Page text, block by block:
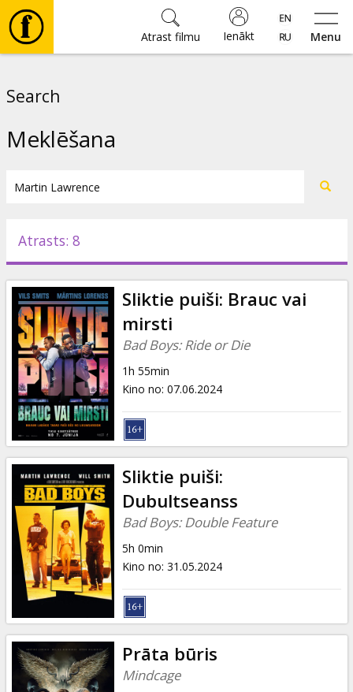
Menu
Ienākt
Atrast filmu
Pasākumi
Ziņas
Dāvanu
kartes
Uzkodas
B2B
Kino
Klubs
Search
Meklēšana
Atrasts: 8
Sliktie puiši: Brauc vai
mirsti
Bad Boys: Ride or Die
1h 55min
Kino no: 07.06.2024
Sliktie puiši:
Dubultseanss
Bad Boys: Double Feature
5h 0min
Kino no: 31.05.2024
Prāta būris
Mindcage